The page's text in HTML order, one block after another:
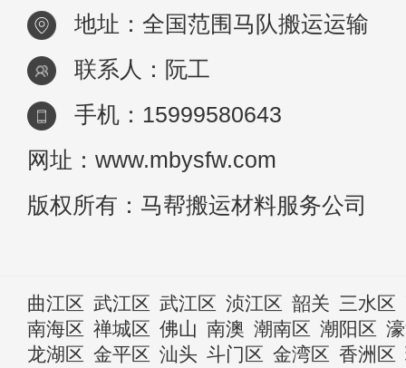
地址：全国范围马队搬运运输
联系人：阮工
手机：15999580643
网址：www.mbysfw.com
版权所有：马帮搬运材料服务公司
曲江区 武江区 武江区 浈江区 韶关 三水区
南海区 禅城区 佛山 南澳 潮南区 潮阳区
龙湖区 金平区 汕头 斗门区 金湾区 香洲区